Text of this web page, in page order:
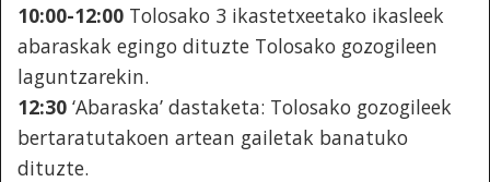
10:00-12:00 Tolosako 3 ikastetxeetako ikasleek
abaraskak egingo dituzte Tolosako gozogileen
laguntzarekin.
12:30 ‘Abaraska’ dastaketa: Tolosako gozogileek
bertaratutakoen artean gailetak banatuko
dituzte.